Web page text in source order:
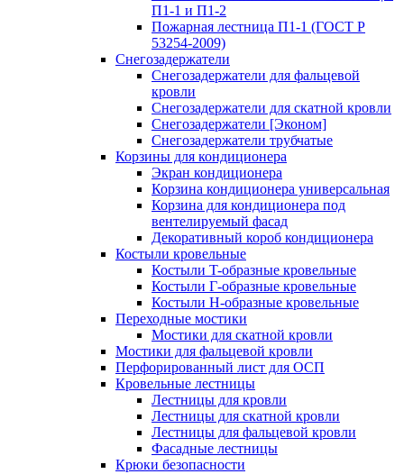
П1-1 и П1-2
Пожарная лестница П1-1 (ГОСТ Р
53254-2009)
Снегозадержатели
Снегозадержатели для фальцевой
кровли
Снегозадержатели для скатной кровли
Снегозадержатели [Эконом]
Снегозадержатели трубчатые
Корзины для кондиционера
Экран кондиционера
Корзина кондиционера универсальная
Корзина для кондиционера под
вентелируемый фасад
Декоративный короб кондиционера
Костыли кровельные
Костыли T-образные кровельные
Костыли Г-образные кровельные
Костыли Н-образные кровельные
Переходные мостики
Мостики для скатной кровли
Мостики для фальцевой кровли
Перфорированный лист для ОСП
Кровельные лестницы
Лестницы для кровли
Лестницы для скатной кровли
Лестницы для фальцевой кровли
Фасадные лестницы
Крюки безопасности